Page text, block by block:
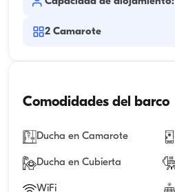
2 Camarote
Comodidades del barco
Ducha en Camarote
Ducha en Cubierta
WiFi